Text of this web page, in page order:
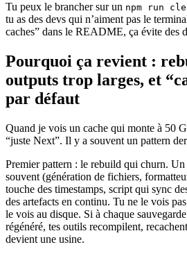
Tu peux le brancher sur un npm run
tu as des devs qui n’aiment pas le
caches” dans le README, ça évite des
Pourquoi ça revient :
outputs trop larges, et
par défaut
Quand je vois un cache qui monte à 50
“juste Next”. Il y a souvent un pattern
Premier pattern : le rebuild qui churn.
souvent (génération de fichiers,
touche des timestamps, script qui sync
des artefacts en continu. Tu ne le vois
le vois au disque. Si à chaque
régénéré, tes outils recompilent,
devient une usine.